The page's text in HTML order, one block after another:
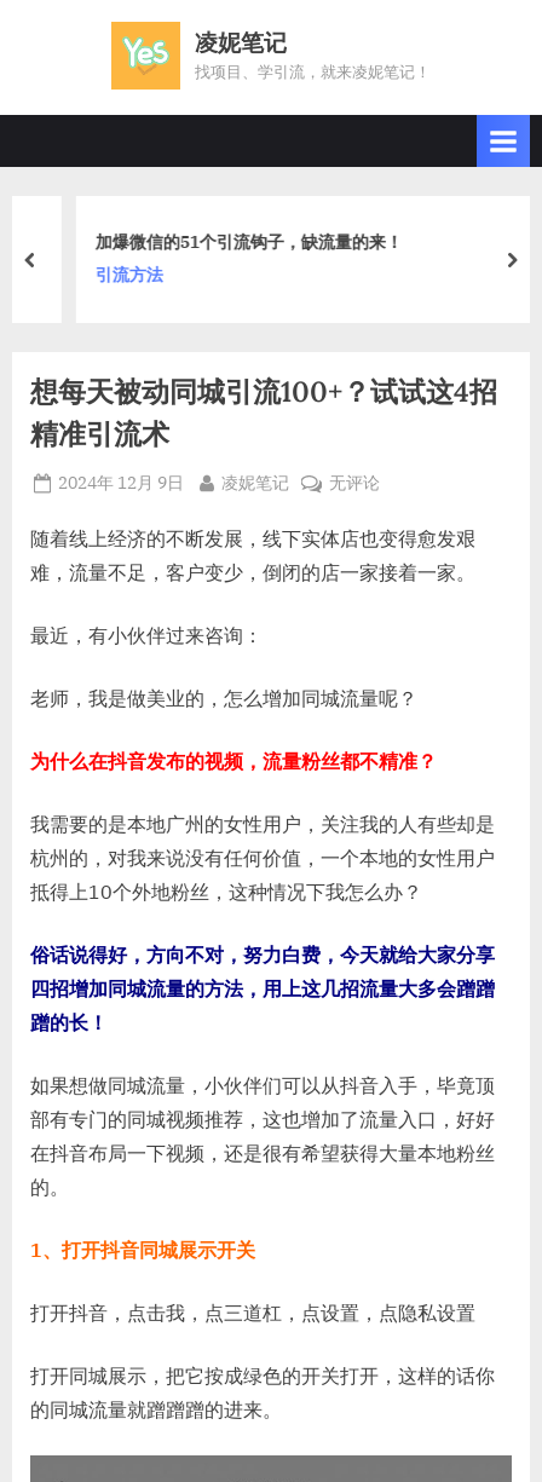
凌妮笔记
找项目、学引流，就来凌妮笔记！
加爆微信的51个引流钩子，缺流量的来！
引流方法
prev
想每天被动同城引流100+？试试这4招
精准引流术
Posted
2024年 12月 9日 By
凌妮笔记
想
天
被
流
试
这
精
引
流
无评论
随着线上经济的不断发展，线下实体店也变得愈发艰
难，流量不足，客户变少，倒闭的店一家接着一家。
最近，有小伙伴过来咨询：
老师，我是做美业的，怎么增加同城流量呢？
为什么在抖音发布的视频，流量粉丝都不精准？
我需要的是本地广州的女性用户，关注我的人有些却是
杭州的，对我来说没有任何价值，一个本地的女性用户
抵得上10个外地粉丝，这种情况下我怎么办？
俗话说得好，方向不对，努力白费，今天就给大家分享
四招增加同城流量的方法，用上这几招流量大多会蹭蹭
蹭的长！
如果想做同城流量，小伙伴们可以从抖音入手，毕竟顶
部有专门的同城视频推荐，这也增加了流量入口，好好
在抖音布局一下视频，还是很有希望获得大量本地粉丝
的。
1、打开抖音同城展示开关
打开抖音，点击我，点三道杠，点设置，点隐私设置
打开同城展示，把它按成绿色的开关打开，这样的话你
的同城流量就蹭蹭蹭的进来。